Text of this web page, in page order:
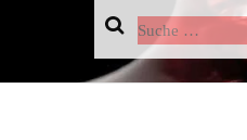
Suche
nach: